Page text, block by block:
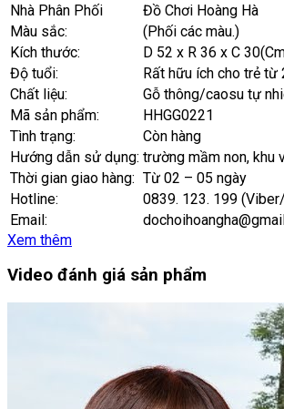
Nhà Phân Phối
Đồ Chơi Hoàng Hà
Màu sắc:
(Phối các màu.)
Kích thước:
D 52 x R 36 x C
Độ tuổi:
Rất hữu ích cho trẻ từ
Chất liệu:
Gỗ thông/caosu tự
Mã sản phẩm:
HHGG0221
Tình trạng:
Còn hàng
Hướng dẫn sử dụng: trường mầm non, khu
Thời gian giao hàng: Từ 02 – 05 ngày
Hotline:
0839. 123. 199
Email:
Xem thêm
Video đánh giá sản phẩm